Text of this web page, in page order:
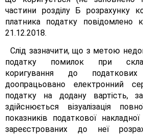
частини розділу Б розрахунку
платника податку
21.12.2018.
Слід зазначити, що з метою
податку помилок при
коригування до
доопрацьовано електронний
податку на додану вартість,
здійснюється візуалізація
показників податкової
зареєстрованих до неї